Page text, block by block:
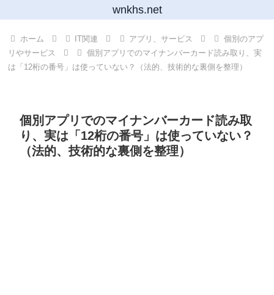
wnkhs.net
ホーム IT関連 アプリ、サービス
個別のアプ
リやサービス
個別アプリでのマイナンバーカード読み取り、実
は「12桁の番号」は使っていない？（法的、技術的な裏側を整理）
個別アプリでのマイナンバーカード読み取
り、実は「12桁の番号」は使っていない？
（法的、技術的な裏側を整理）